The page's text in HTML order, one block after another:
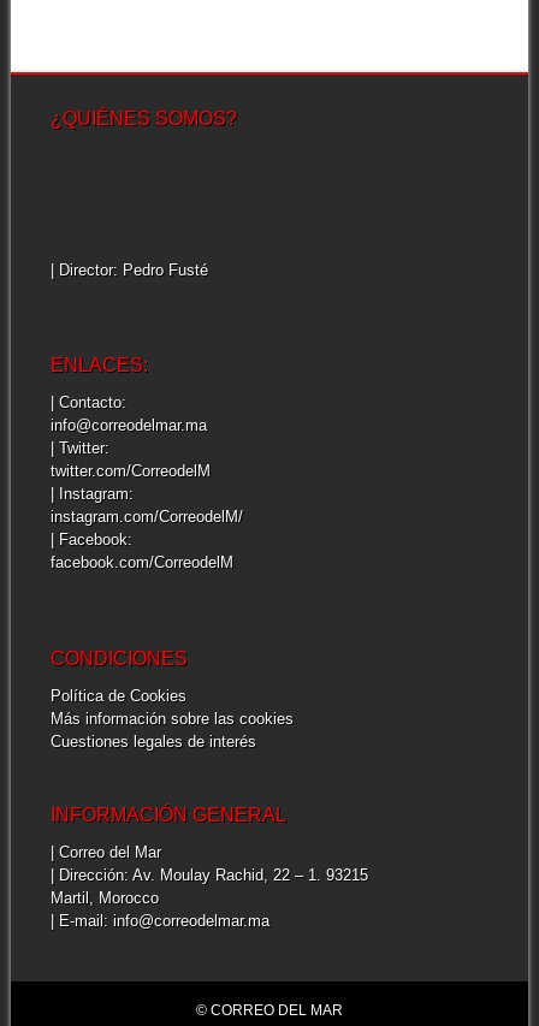
¿QUIÉNES SOMOS?
| Director: Pedro Fusté
ENLACES:
| Contacto:
info@correodelmar.ma
| Twitter:
twitter.com/CorreodelM
| Instagram:
instagram.com/CorreodelM/
| Facebook:
facebook.com/CorreodelM
CONDICIONES
Política de Cookies
Más información sobre las cookies
Cuestiones legales de interés
INFORMACIÓN GENERAL
| Correo del Mar
| Dirección: Av. Moulay Rachid, 22 – 1. 93215
Martil, Morocco
| E-mail: info@correodelmar.ma
© CORREO DEL MAR